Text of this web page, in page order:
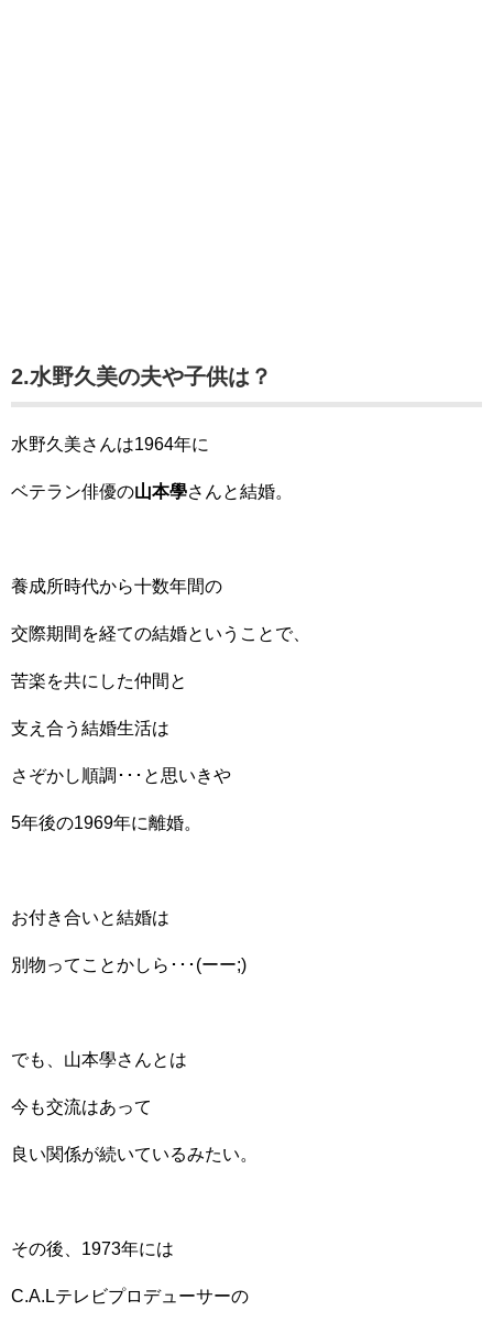
2.水野久美の夫や子供は？
水野久美さんは1964年に
ベテラン俳優の山本學さんと結婚。
養成所時代から十数年間の
交際期間を経ての結婚ということで、
苦楽を共にした仲間と
支え合う結婚生活は
さぞかし順調･･･と思いきや
5年後の1969年に離婚。
お付き合いと結婚は
別物ってことかしら･･･(ーー;)
でも、山本學さんとは
今も交流はあって
良い関係が続いているみたい。
その後、1973年には
C.A.Lテレビプロデューサーの